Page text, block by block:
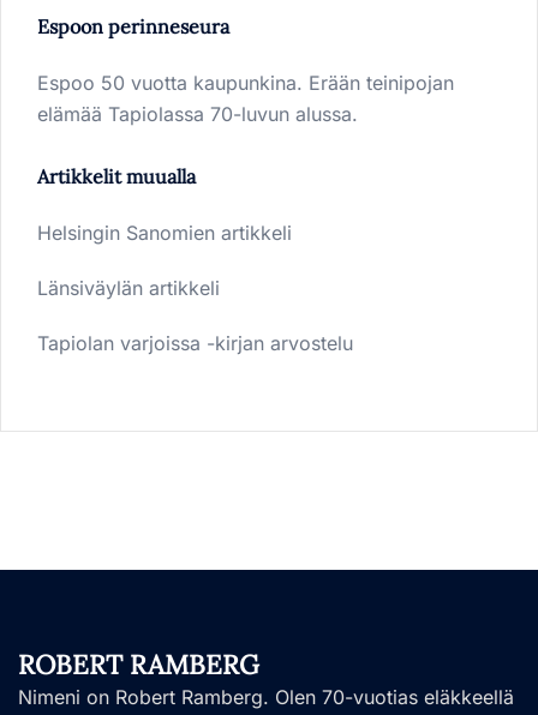
Espoon perinneseura
Espoo 50 vuotta kaupunkina. Erään teinipojan
elämää Tapiolassa 70-luvun alussa.
Artikkelit muualla
Helsingin Sanomien artikkeli
Länsiväylän artikkeli
Tapiolan varjoissa -kirjan arvostelu
ROBERT RAMBERG
Nimeni on Robert Ramberg. Olen 70-vuotias eläkkeellä